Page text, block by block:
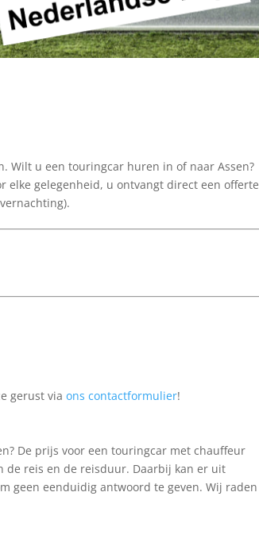
Wilt u een touringcar huren in of naar Assen?
elke gelegenheid, u ontvangt direct een offerte
gerust viaons contactformulier!
De prijs voor een touringcar met chauffeur
de reis en de reisduur. Daarbij kan er uit
geen eenduidig antwoord te geven. Wij raden